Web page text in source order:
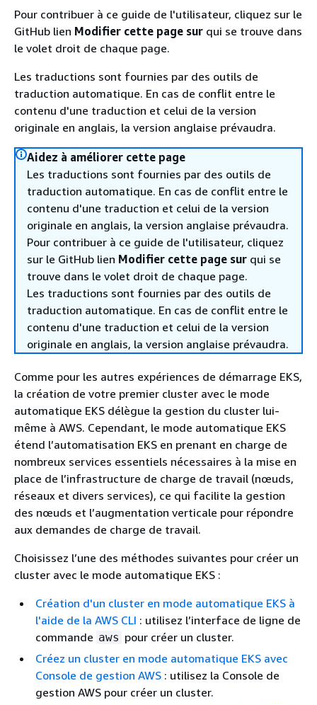
Pour contribuer à ce guide de l'utilisateur, cliquez sur le
GitHub lien Modifier cette page sur qui se trouve dans
le volet droit de chaque page.
Les traductions sont fournies par des outils de
traduction automatique. En cas de conflit entre le
contenu d'une traduction et celui de la version
originale en anglais, la version anglaise prévaudra.
Aidez à améliorer cette page
Les traductions sont fournies par des outils de
traduction automatique. En cas de conflit entre le
contenu d'une traduction et celui de la version
originale en anglais, la version anglaise prévaudra.
Pour contribuer à ce guide de l'utilisateur, cliquez
sur le GitHub lien Modifier cette page sur qui se
trouve dans le volet droit de chaque page.
Les traductions sont fournies par des outils de
traduction automatique. En cas de conflit entre le
contenu d'une traduction et celui de la version
originale en anglais, la version anglaise prévaudra.
Comme pour les autres expériences de démarrage EKS,
la création de votre premier cluster avec le mode
automatique EKS délègue la gestion du cluster lui-
même à AWS. Cependant, le mode automatique EKS
étend l’automatisation EKS en prenant en charge de
nombreux services essentiels nécessaires à la mise en
place de l’infrastructure de charge de travail (nœuds,
réseaux et divers services), ce qui facilite la gestion
des nœuds et l’augmentation verticale pour répondre
aux demandes de charge de travail.
Choisissez l’une des méthodes suivantes pour créer un
cluster avec le mode automatique EKS :
Création d'un cluster en mode automatique EKS à
l'aide de la AWS CLI : utilisez l’interface de ligne de
commande aws pour créer un cluster.
Créez un cluster en mode automatique EKS avec
Console de gestion AWS : utilisez la Console de
gestion AWS pour créer un cluster.